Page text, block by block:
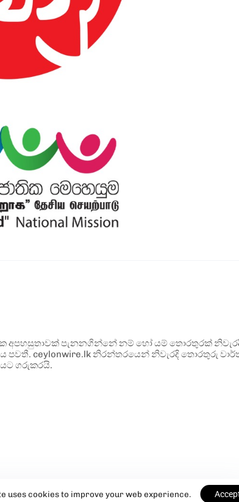
පැනනගින්නේ නම් හෝ යම් තොරතුරක්
ceylonwire.lk නිරන්තරයෙන් නිවැරදි තොරතුරු
ගරුකරයි.
uses cookies to improve your web experience.